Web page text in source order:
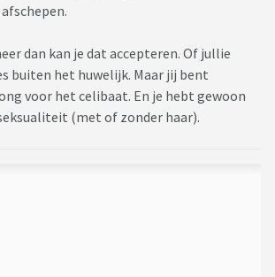
dan kan je dat accepteren. Of jullie
buiten het huwelijk. Maar jij bent
voor het celibaat. En je hebt gewoon
(met of zonder haar).